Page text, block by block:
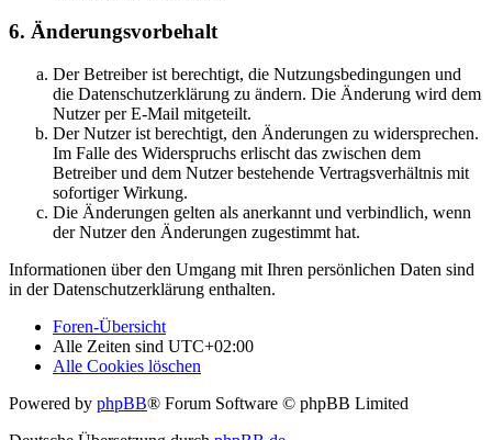
6. Änderungsvorbehalt
Der Betreiber ist berechtigt, die Nutzungsbedingungen und
die Datenschutzerklärung zu ändern. Die Änderung wird dem
Nutzer per E-Mail mitgeteilt.
Der Nutzer ist berechtigt, den Änderungen zu widersprechen.
Im Falle des Widerspruchs erlischt das zwischen dem
Betreiber und dem Nutzer bestehende Vertragsverhältnis mit
sofortiger Wirkung.
Die Änderungen gelten als anerkannt und verbindlich, wenn
der Nutzer den Änderungen zugestimmt hat.
Informationen über den Umgang mit Ihren persönlichen Daten sind
in der Datenschutzerklärung enthalten.
Foren-Übersicht
Alle Zeiten sind UTC+02:00
Alle Cookies löschen
Powered by phpBB® Forum Software © phpBB Limited